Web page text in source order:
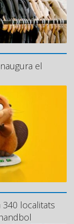
el
340 localitats